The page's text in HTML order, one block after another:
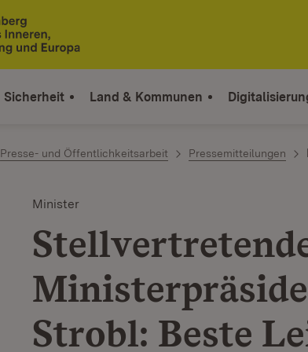
Sicherheit Land & Kommunen
Presse- und Öffentlichkeitsarbeit Pressemitteilungen
Minister
Strobl: Beste